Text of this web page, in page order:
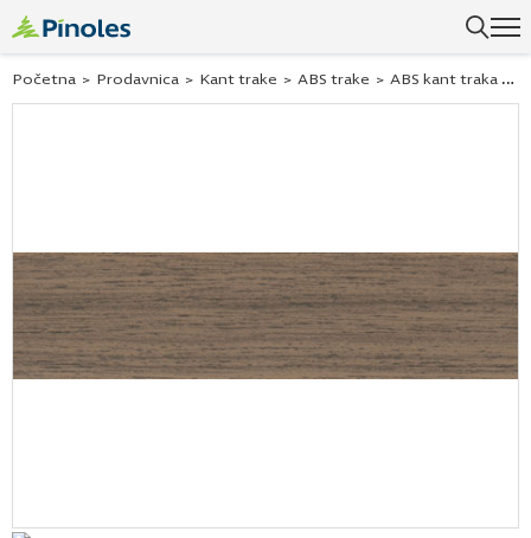
Početna > Prodavnica > Kant trake > ABS trake > ABS kant traka Hranipex orah pacifik tabak 283702 22×1